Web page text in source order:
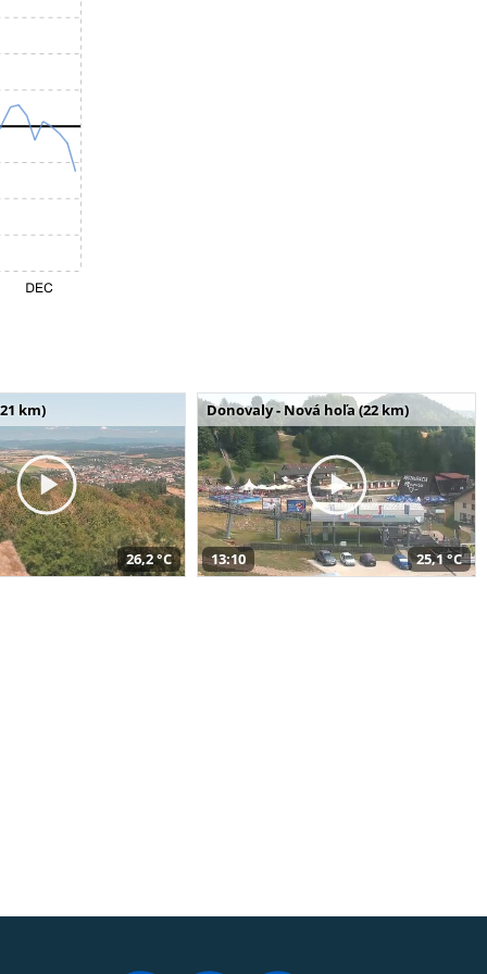
km)
26,2 °C
Donovaly - Nová hoľa (22 km)
13:10 25,1 °C